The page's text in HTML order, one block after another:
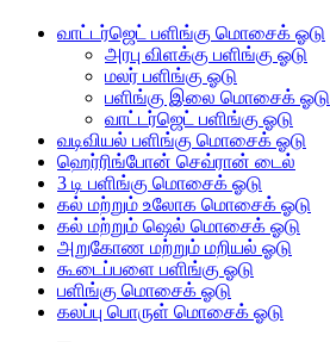
வாட்டர்ஜெட் பளிங்கு மொசைக் ஓடு
அரபு விளக்கு பளிங்கு ஓடு
மலர் பளிங்கு ஓடு
பளிங்கு இலை மொசைக் ஓடு
வாட்டர்ஜெட் பளிங்கு ஓடு
வடிவியல் பளிங்கு மொசைக் ஓடு
ஹெர்ரிங்போன் செவ்ரான் டைல்
3 டி பளிங்கு மொசைக் ஓடு
கல் மற்றும் உலோக மொசைக் ஓடு
கல் மற்றும் ஷெல் மொசைக் ஓடு
அறுகோண மற்றும் மறியல் ஓடு
கூடைப்பளை பளிங்கு ஓடு
பளிங்கு மொசைக் ஓடு
கலப்பு பொருள் மொசைக் ஓடு